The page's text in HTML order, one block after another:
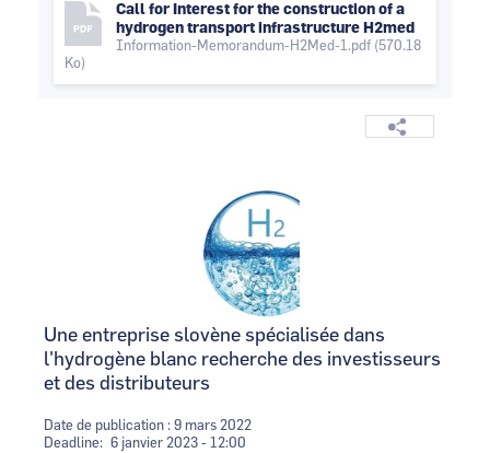
Call for Interest for the construction of a
hydrogen transport infrastructure H2med
Information-Memorandum-H2Med-1.pdf (570.18
Ko)
Une entreprise slovène spécialisée dans
l'hydrogène blanc recherche des investisseurs
et des distributeurs
Date de publication : 9 mars 2022
Deadline
6 janvier 2023 - 12:00